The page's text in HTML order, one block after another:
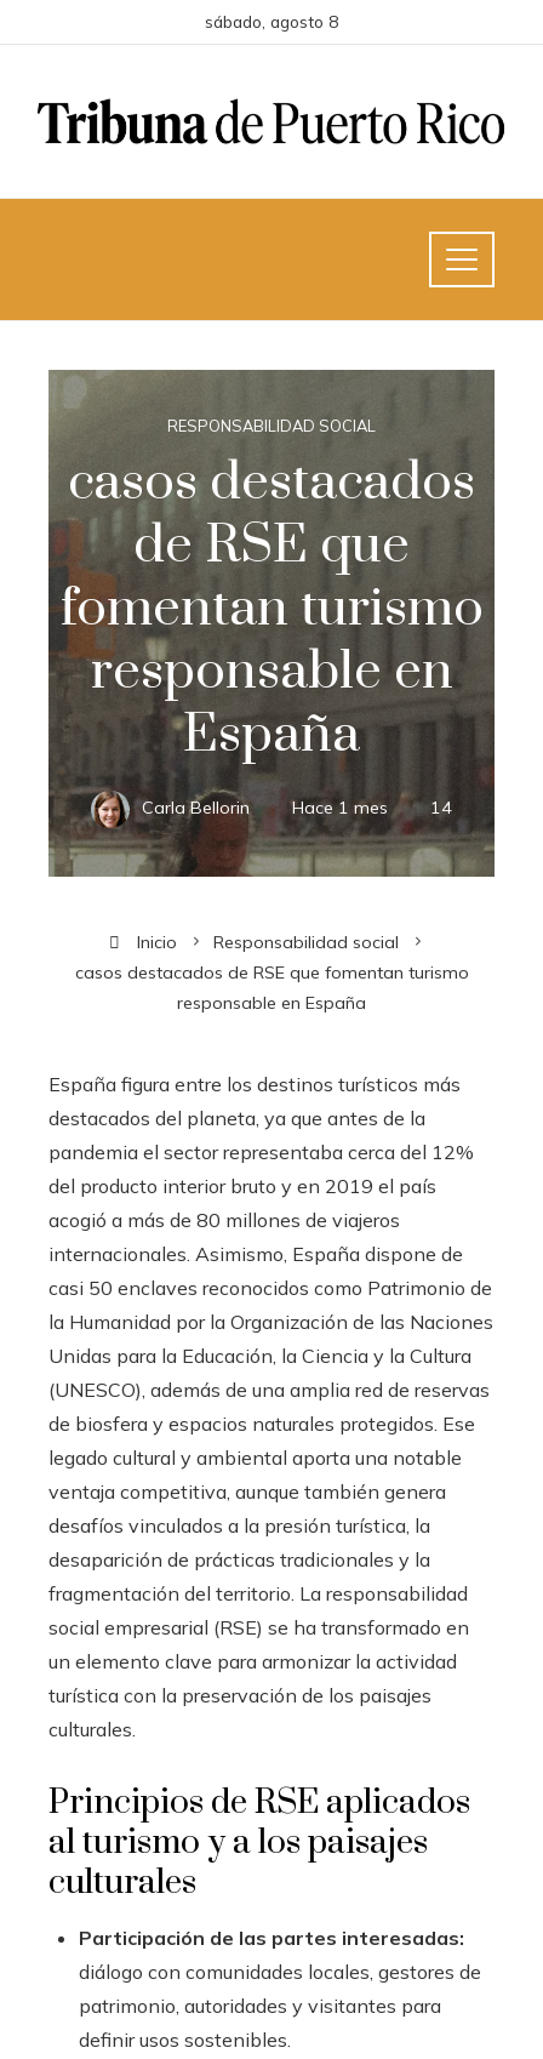
sábado, agosto 8
RESPONSABILIDAD SOCIAL
casos destacados
de RSE que
fomentan turismo
responsable en
España
Carla Bellorin Hace 1 mes 14
Inicio
Responsabilidad social
casos destacados de RSE que fomentan turismo
responsable en España
España figura entre los destinos turísticos más
destacados del planeta, ya que antes de la
pandemia el sector representaba cerca del 12%
del producto interior bruto y en 2019 el país
acogió a más de 80 millones de viajeros
internacionales. Asimismo, España dispone de
casi 50 enclaves reconocidos como Patrimonio de
la Humanidad por la Organización de las Naciones
Unidas para la Educación, la Ciencia y la Cultura
(UNESCO), además de una amplia red de reservas
de biosfera y espacios naturales protegidos. Ese
legado cultural y ambiental aporta una notable
ventaja competitiva, aunque también genera
desafíos vinculados a la presión turística, la
desaparición de prácticas tradicionales y la
fragmentación del territorio. La responsabilidad
social empresarial (RSE) se ha transformado en
un elemento clave para armonizar la actividad
turística con la preservación de los paisajes
culturales.
Principios de RSE aplicados
al turismo y a los paisajes
culturales
Participación de las partes interesadas:
diálogo con comunidades locales, gestores de
patrimonio, autoridades y visitantes para
definir usos sostenibles.